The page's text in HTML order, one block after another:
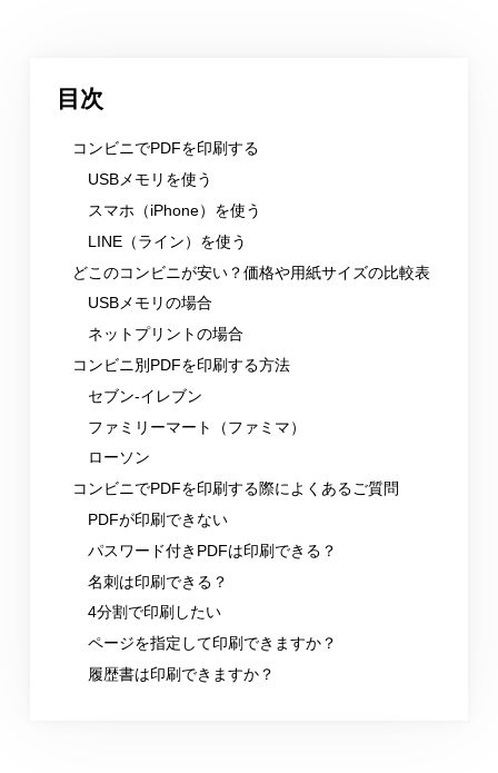
目次
コンビニでPDFを印刷する
USBメモリを使う
スマホ（iPhone）を使う
LINE（ライン）を使う
どこのコンビニが安い？価格や用紙サイズの比較表
USBメモリの場合
ネットプリントの場合
コンビニ別PDFを印刷する方法
セブン-イレブン
ファミリーマート（ファミマ）
ローソン
コンビニでPDFを印刷する際によくあるご質問
PDFが印刷できない
パスワード付きPDFは印刷できる？
名刺は印刷できる？
4分割で印刷したい
ページを指定して印刷できますか？
履歴書は印刷できますか？